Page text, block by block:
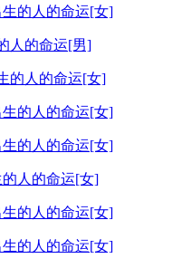
生的人的命运[女]
人的命运[男]
的人的命运[女]
生的人的命运[女]
生的人的命运[女]
的人的命运[女]
生的人的命运[女]
生的人的命运[女]